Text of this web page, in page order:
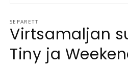
SEPARETT
Virtsamaljan
Tiny ja